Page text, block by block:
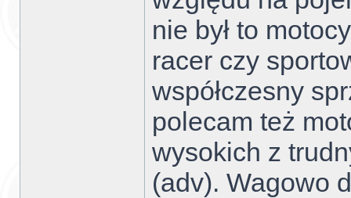
nie był to
racer czy
współczesny
polecam też
wysokich z
(adv). Wagowo